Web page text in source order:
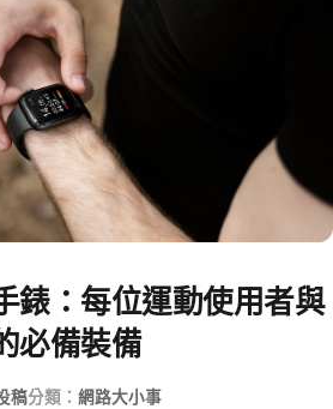
錶：每位運動使用者與
必備裝備
稿分類： 網路大小事